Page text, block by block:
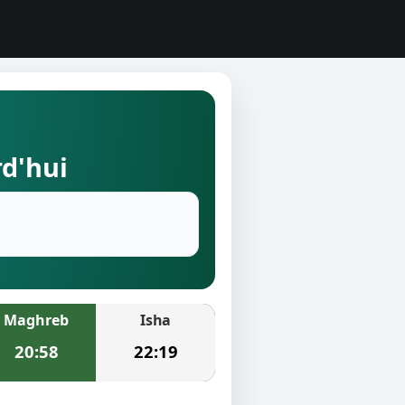
Maghreb
20:58
Isha
22:19